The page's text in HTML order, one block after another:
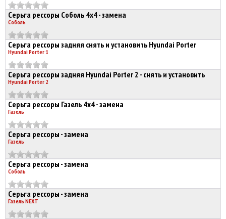
Серьга рессоры Соболь 4х4 - замена
Соболь
Серьга рессоры задняя снять и установить Hyundai Porter
Hyundai Porter 1
Серьга рессоры задняя Hyundai Porter 2 - снять и установить
Hyundai Porter 2
Серьга рессоры Газель 4х4 - замена
Газель
Серьга рессоры - замена
Газель
Серьга рессоры - замена
Соболь
Серьга рессоры - замена
Газель NEXT